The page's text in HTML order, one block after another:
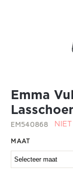
Emma
EM540868
MAAT